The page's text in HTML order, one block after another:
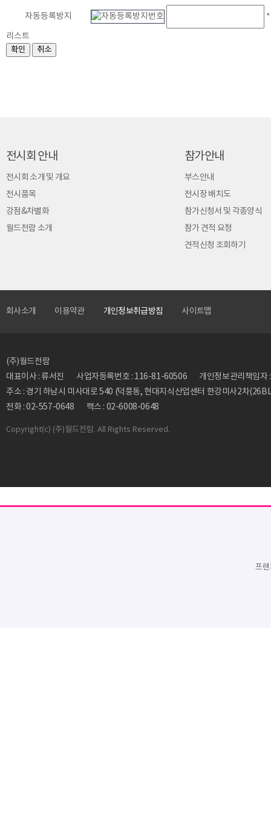
자동등록방지
리스트
전시회 안내
전시회 소개 및 개요
전시품목
강점&차별화
월드전람 소개
참가안내
부스안내
전시장 배치도
참가신청서 및 각종양식
참가 견적 요청
견적신청 조회하기
회사소개 이용약관 개인정보취급방침 사이트맵
(주)월드전람
대표이사 : 류서진
사업자등록번호 : 116-81-60506
개인정보관리책임
주소 : 경기 하남시 미사대로 540 (덕풍동, 현대지식산업센터 한강미사2차
전화 : 02-557-0648
팩스 : 02-6008-0648
Copyright(c) (주)월드전람. All Rights Reserved.
프